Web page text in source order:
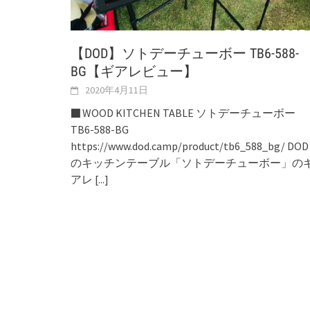
【DOD】ソトデーチューボー TB6-588-
BG【ギアレビュー】
2020年4月11日
■ WOOD KITCHEN TABLE ソトデーチューボー
TB6-588-BG
https://www.dod.camp/product/tb6_588_bg/ DOD
のキッチンテーブル「ソトデーチューボー」の
アレ [...]